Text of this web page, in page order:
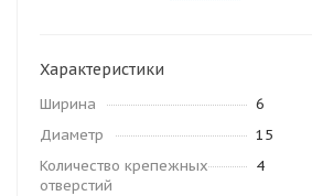
Характеристики
Ширина
6
Диаметр
15
Количество крепежных
отверстий
4